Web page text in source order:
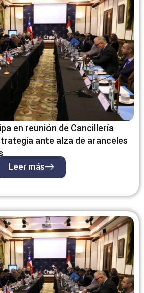
en reunión de Cancillería
ante alza de aranceles
Leer más